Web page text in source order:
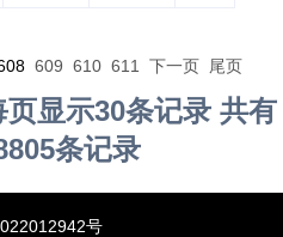
609 610 611 下一页 尾页
显示30条记录 共有
条记录
号